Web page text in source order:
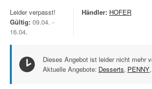
Leider verpasst!
Gültig: 09.04. -
16.04.
Händler: HOFER
Dieses Angebot ist leider nicht mehr
Aktuelle Angebote: Desserts, PENNY,